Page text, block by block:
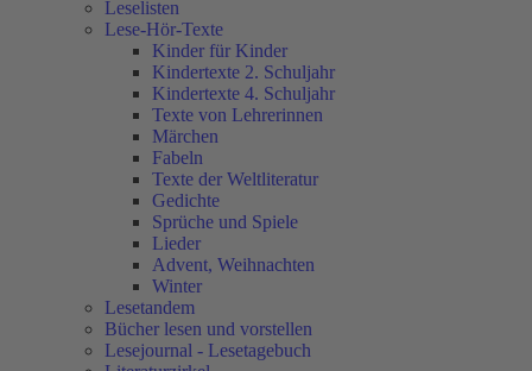
Leselisten
Lese-Hör-Texte
Kinder für Kinder
Kindertexte 2. Schuljahr
Kindertexte 4. Schuljahr
Texte von Lehrerinnen
Märchen
Fabeln
Texte der Weltliteratur
Gedichte
Sprüche und Spiele
Lieder
Advent, Weihnachten
Winter
Lesetandem
Bücher lesen und vorstellen
Lesejournal - Lesetagebuch